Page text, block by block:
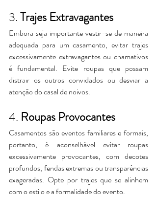
3. Trajes Extravagantes
Embora seja importante vestir-se de maneira
adequada para um casamento, evitar trajes
excessivamente extravagantes ou chamativos
é fundamental. Evite roupas que possam
distrair os outros convidados ou desviar a
atenção do casal de noivos.
4. Roupas Provocantes
Casamentos são eventos familiares e formais,
portanto, é aconselhável evitar roupas
excessivamente provocantes, com decotes
profundos, fendas extremas ou transparências
exageradas. Opte por trajes que se alinhem
com o estilo e a formalidade do evento.